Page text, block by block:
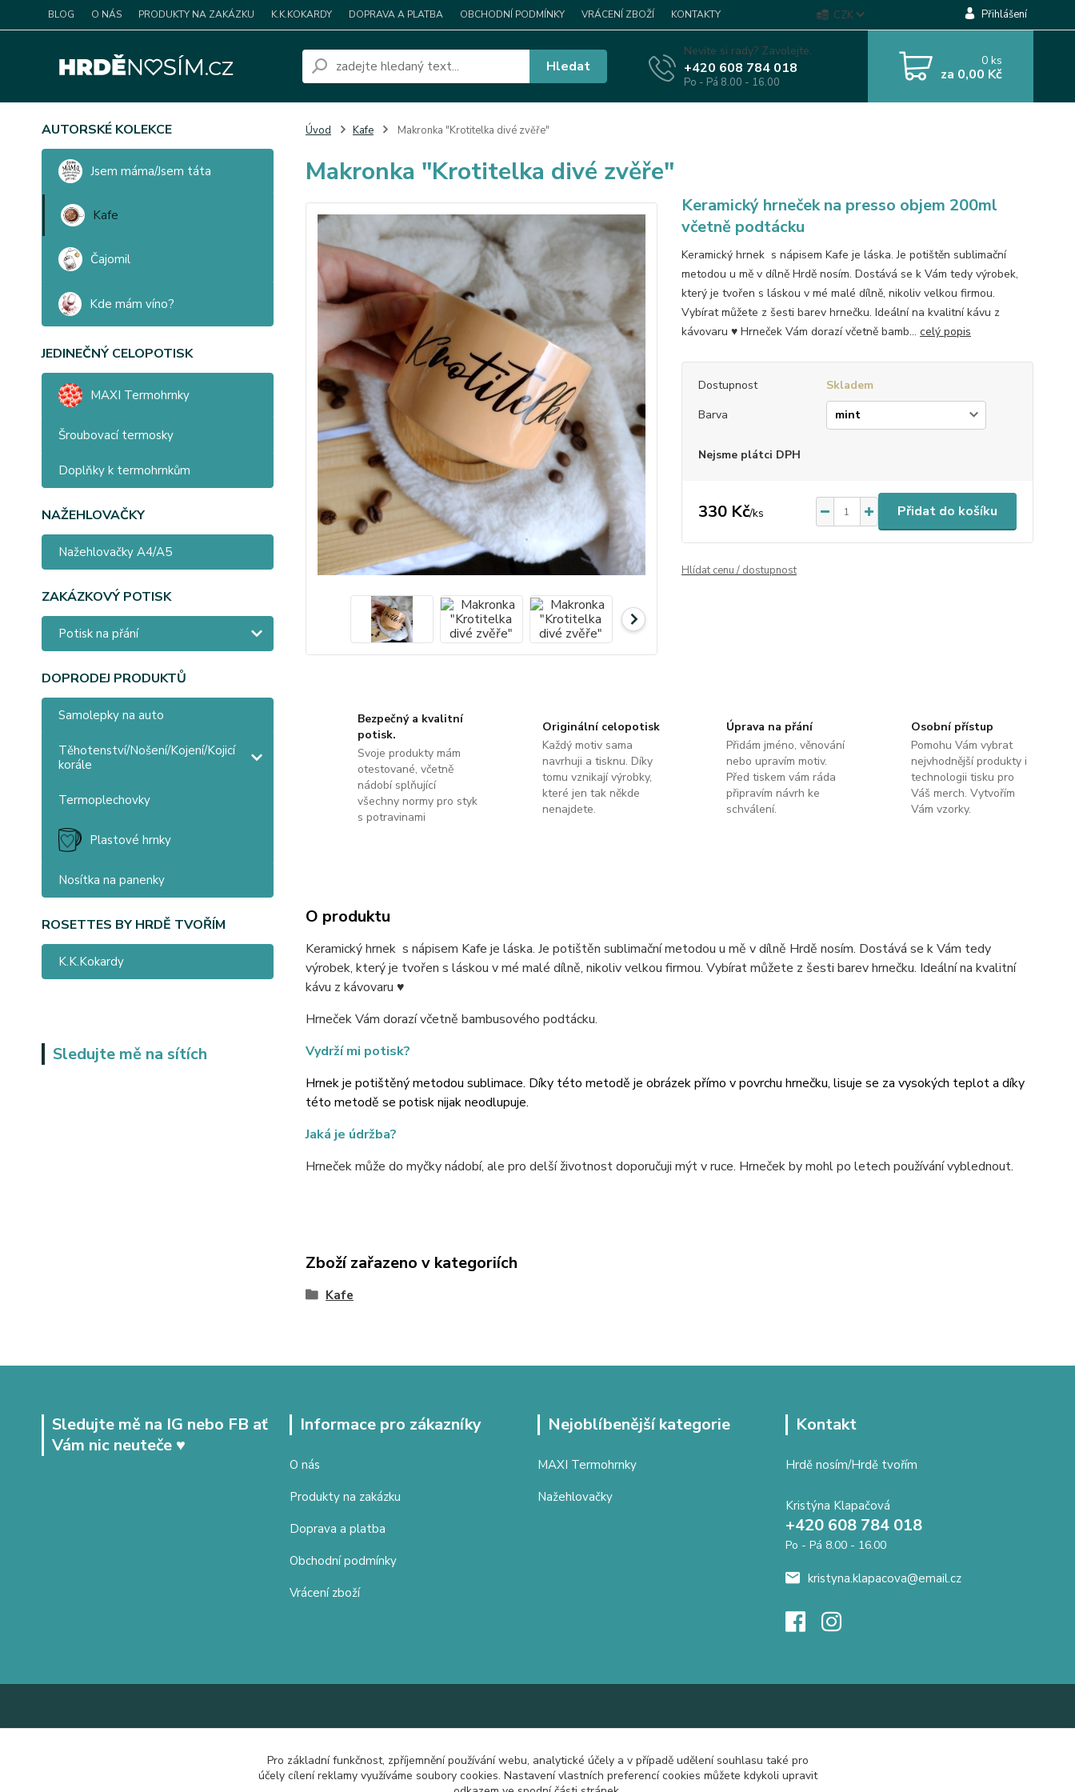
BLOG O NÁS PRODUKTY NA ZAKÁZKU K.K.KOKARDY DOPRAVA A PLATBA OBCHODNÍ PODMÍNKY VRÁCENÍ ZBOŽÍ KONTAKTY CZK Přihlášení
Hledat
Nevíte si rady? Zavolejte.
+420 608 784 018
Po - Pá 8.00 - 16.00
0ks
za 0,00 Kč
AUTORSKÉ KOLEKCE
Jsem máma/Jsem táta
Kafe
Čajomil
Kde mám víno?
JEDINEČNÝ CELOPOTISK
MAXI Termohrnky
Šroubovací termosky
Doplňky k termohrnkům
NAŽEHLOVAČKY
Nažehlovačky A4/A5
ZAKÁZKOVÝ POTISK
Potisk na přání
DOPRODEJ PRODUKTŮ
Samolepky na auto
Těhotenství/Nošení/Kojení/Kojicí
korále
Termoplechovky
Plastové hrnky
Nosítka na panenky
ROSETTES BY HRDĚ TVOŘÍM
K.K.Kokardy
Sledujte mě na sítích
Úvod Kafe Makronka "Krotitelka divé zvěře"
Makronka "Krotitelka divé zvěře"
Keramický hrneček na presso objem 200ml
včetně podtácku
Keramický hrnek s nápisem Kafe je láska. Je potištěn sublimační
metodou u mě v dílně Hrdě nosím. Dostává se k Vám tedy výrobek,
který je tvořen s láskou v mé malé dílně, nikoliv velkou firmou.
Vybírat můžete z šesti barev hrnečku. Ideální na kvalitní kávu z
kávovaru ♥ Hrneček Vám dorazí včetně bamb... celý popis
Dostupnost
Skladem
Barva
Nejsme plátci DPH
330 Kč/ks Přidat do košíku
Hlídat cenu / dostupnost
Bezpečný a kvalitní
potisk.
Svoje produkty mám
otestované, včetně
nádobí splňující
všechny normy pro styk
s potravinami
Originální celopotisk
Každý motiv sama
navrhuji a tisknu. Díky
tomu vznikají výrobky,
které jen tak někde
nenajdete.
Úprava na přání
Přidám jméno, věnování
nebo upravím motiv.
Před tiskem vám ráda
připravím návrh ke
schválení.
Osobní přístup
Pomohu Vám vybrat
nejvhodnější produkty i
technologii tisku pro
Váš merch. Vytvořím
Vám vzorky.
O produktu
Keramický hrnek s nápisem Kafe je láska. Je potištěn sublimační metodou u mě v dílně Hrdě nosím. Dostává se k Vám tedy
výrobek, který je tvořen s láskou v mé malé dílně, nikoliv velkou firmou. Vybírat můžete z šesti barev hrnečku. Ideální na kvalitní
kávu z kávovaru ♥
Hrneček Vám dorazí včetně bambusového podtácku.
Vydrží mi potisk?
Hrnek je potištěný metodou sublimace. Díky této metodě je obrázek přímo v povrchu hrnečku, lisuje se za vysokých teplot a díky
této metodě se potisk nijak neodlupuje.
Jaká je údržba?
Hrneček může do myčky nádobí, ale pro delší životnost doporučuji mýt v ruce. Hrneček by mohl po letech používání vyblednout.
Zboží zařazeno v kategoriích
Kafe
Sledujte mě na IG nebo FB ať
Vám nic neuteče ♥
Informace pro zákazníky
O nás
Produkty na zakázku
Doprava a platba
Obchodní podmínky
Vrácení zboží
Nejoblíbenější kategorie
MAXI Termohrnky
Nažehlovačky
Kontakt
Hrdě nosím/Hrdě tvořím
Kristýna Klapačová
+420 608 784 018
Po - Pá 8.00 - 16.00
kristyna.klapacova@email.cz
Pro základní funkčnost, zpříjemnění používání webu, analytické účely a v případě udělení souhlasu také pro
účely cílení reklamy využíváme soubory cookies. Nastavení vlastních preferencí cookies můžete kdykoli upravit